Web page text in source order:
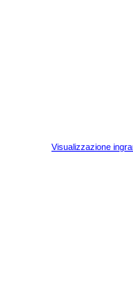
Visualizzazione